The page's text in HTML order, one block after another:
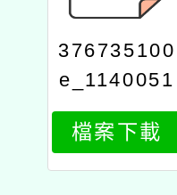
376735100
e_1140051
277_attach
4
檔案下載